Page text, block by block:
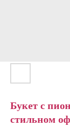
Букет с
стильном